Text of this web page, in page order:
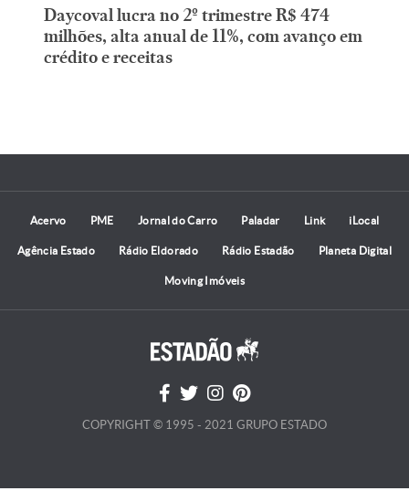
Daycoval lucra no 2º trimestre R$ 474
milhões, alta anual de 11%, com avanço em
crédito e receitas
Acervo PME Jornal do Carro Paladar Link iLocal
Agência Estado Rádio Eldorado Rádio Estadão Planeta Digital
Moving Imóveis
COPYRIGHT © 1995 - 2021 GRUPO ESTADO